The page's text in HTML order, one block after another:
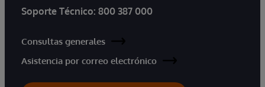
Soporte Técnico: 800 387 000
Consultas generales
Asistencia por correo electrónico